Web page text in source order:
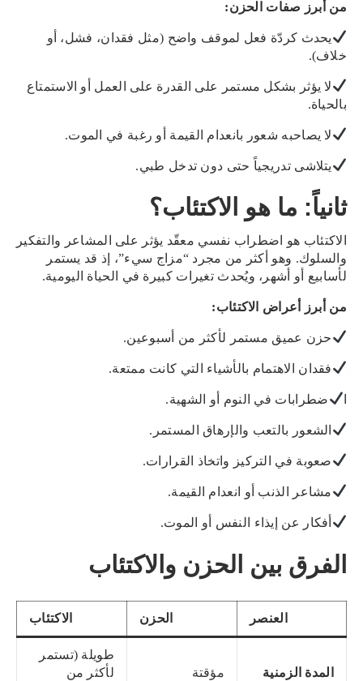
من أبرز صفات الحزن:
يحدث كردّة فعل لموقف واضح (مثل فقدان، فشل، أو
خلاف).
لا يؤثر بشكل مستمر على القدرة على العمل أو الاستمتاع
بالحياة.
لا يصاحبه شعور بانعدام القيمة أو رغبة في الموت.
يتلاشى تدريجياً حتى دون تدخل طبي.
ثانياً: ما هو الاكتئاب؟
الاكتئاب هو اضطراب نفسي معقّد يؤثر على المشاعر والتفكير
والسلوك. وهو أكثر من مجرد “مزاج سيء”، إذ قد يستمر
لأسابيع أو أشهر، ويُحدث تغيرات كبيرة في الحياة اليومية.
من أبرز أعراض الاكتئاب:
حزن عميق مستمر لأكثر من أسبوعين.
فقدان الاهتمام بالأشياء التي كانت ممتعة.
ضطرابات في النوم أو الشهية.
الشعور بالتعب والإرهاق المستمر.
صعوبة في التركيز واتخاذ القرارات.
مشاعر الذنب أو انعدام القيمة.
أفكار عن إيذاء النفس أو الموت.
الفرق بين الحزن والاكتئاب
العنصر الحزن الاكتئاب
المدة الزمنية مؤقتة
طويلة (تستمر
لأكثر من